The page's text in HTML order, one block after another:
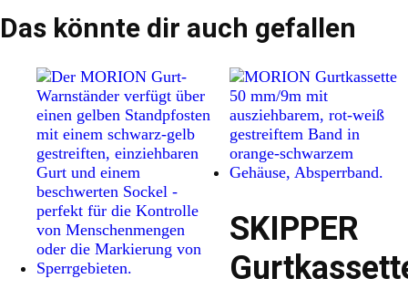
Das könnte dir auch gefallen
SKIPPER